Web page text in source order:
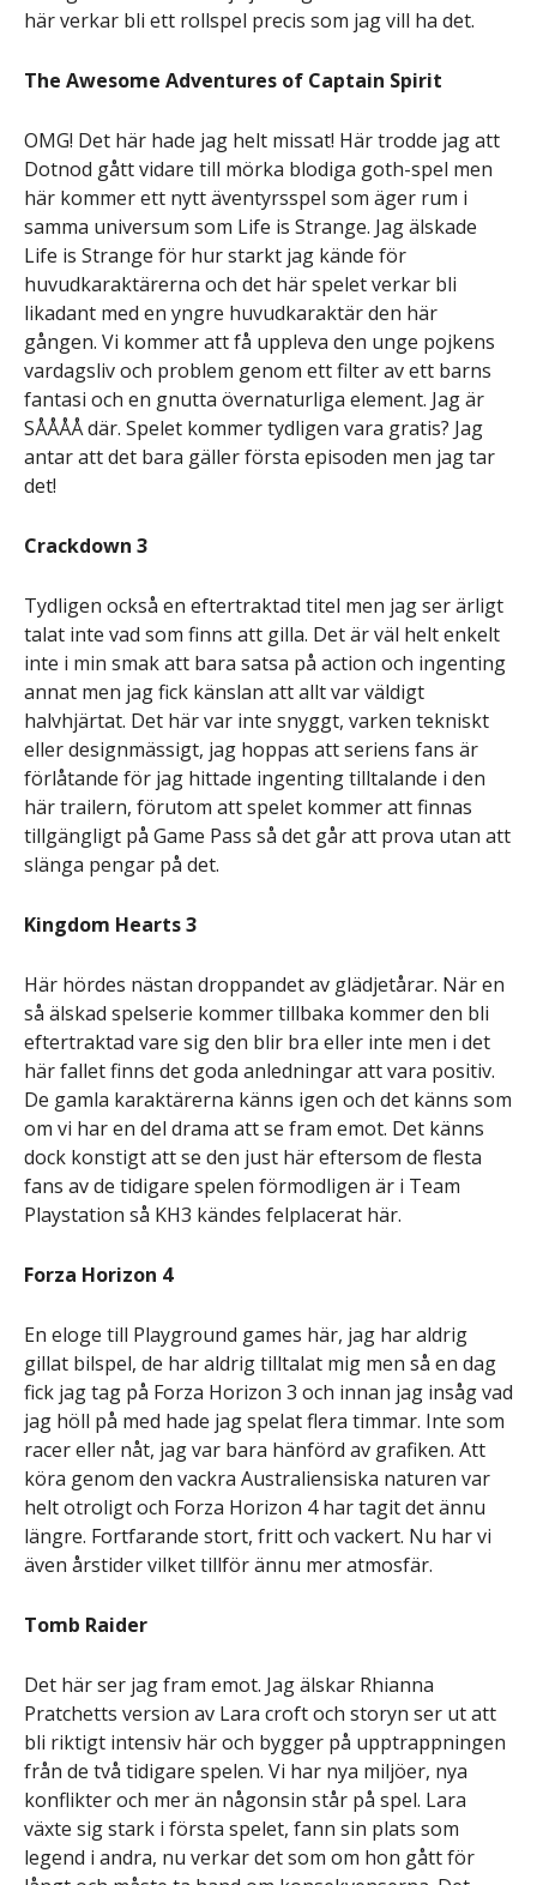
här verkar bli ett rollspel precis som jag vill ha det.
The Awesome Adventures of Captain Spirit
OMG! Det här hade jag helt missat! Här trodde jag att
Dotnod gått vidare till mörka blodiga goth-spel men
här kommer ett nytt äventyrsspel som äger rum i
samma universum som Life is Strange. Jag älskade
Life is Strange för hur starkt jag kände för
huvudkaraktärerna och det här spelet verkar bli
likadant med en yngre huvudkaraktär den här
gången. Vi kommer att få uppleva den unge pojkens
vardagsliv och problem genom ett filter av ett barns
fantasi och en gnutta övernaturliga element. Jag är
SÅÅÅÅ där. Spelet kommer tydligen vara gratis? Jag
antar att det bara gäller första episoden men jag tar
det!
Crackdown 3
Tydligen också en eftertraktad titel men jag ser ärligt
talat inte vad som finns att gilla. Det är väl helt enkelt
inte i min smak att bara satsa på action och ingenting
annat men jag fick känslan att allt var väldigt
halvhjärtat. Det här var inte snyggt, varken tekniskt
eller designmässigt, jag hoppas att seriens fans är
förlåtande för jag hittade ingenting tilltalande i den
här trailern, förutom att spelet kommer att finnas
tillgängligt på Game Pass så det går att prova utan att
slänga pengar på det.
Kingdom Hearts 3
Här hördes nästan droppandet av glädjetårar. När en
så älskad spelserie kommer tillbaka kommer den bli
eftertraktad vare sig den blir bra eller inte men i det
här fallet finns det goda anledningar att vara positiv.
De gamla karaktärerna känns igen och det känns som
om vi har en del drama att se fram emot. Det känns
dock konstigt att se den just här eftersom de flesta
fans av de tidigare spelen förmodligen är i Team
Playstation så KH3 kändes felplacerat här.
Forza Horizon 4
En eloge till Playground games här, jag har aldrig
gillat bilspel, de har aldrig tilltalat mig men så en dag
fick jag tag på Forza Horizon 3 och innan jag insåg vad
jag höll på med hade jag spelat flera timmar. Inte som
racer eller nåt, jag var bara hänförd av grafiken. Att
köra genom den vackra Australiensiska naturen var
helt otroligt och Forza Horizon 4 har tagit det ännu
längre. Fortfarande stort, fritt och vackert. Nu har vi
även årstider vilket tillför ännu mer atmosfär.
Tomb Raider
Det här ser jag fram emot. Jag älskar Rhianna
Pratchetts version av Lara croft och storyn ser ut att
bli riktigt intensiv här och bygger på upptrappningen
från de två tidigare spelen. Vi har nya miljöer, nya
konflikter och mer än någonsin står på spel. Lara
växte sig stark i första spelet, fann sin plats som
legend i andra, nu verkar det som om hon gått för